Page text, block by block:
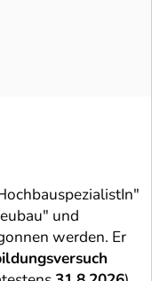
und
werden. Er